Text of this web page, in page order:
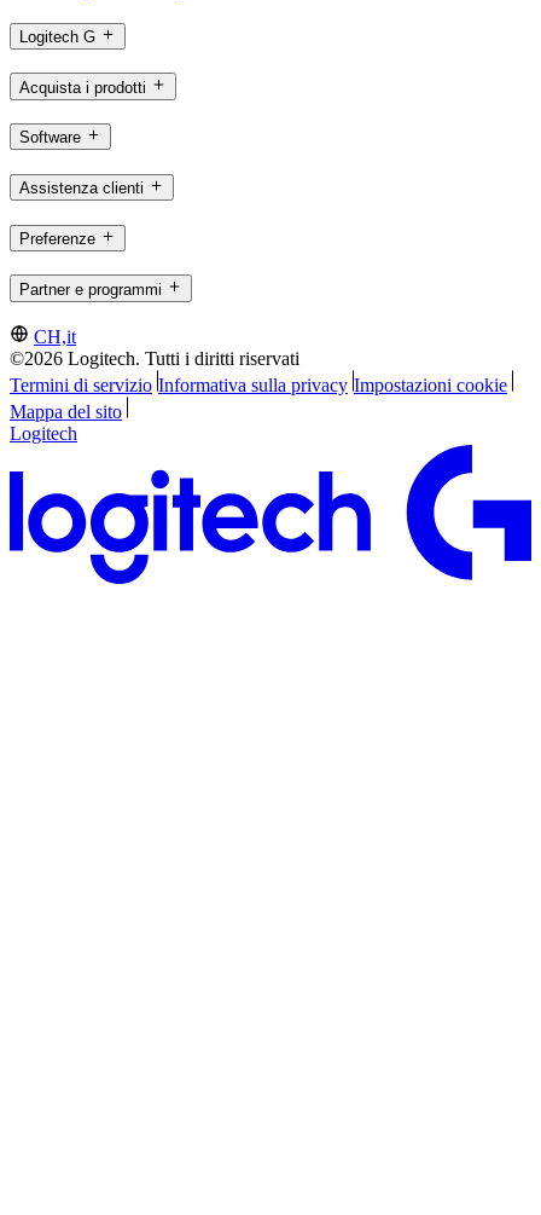
Logitech G
Acquista i prodotti
Software
Assistenza clienti
Preferenze
Partner e programmi
CH,it
©2026 Logitech. Tutti i diritti riservati
Termini di servizio Informativa sulla privacy Impostazioni cookie
Mappa del sito
Logitech